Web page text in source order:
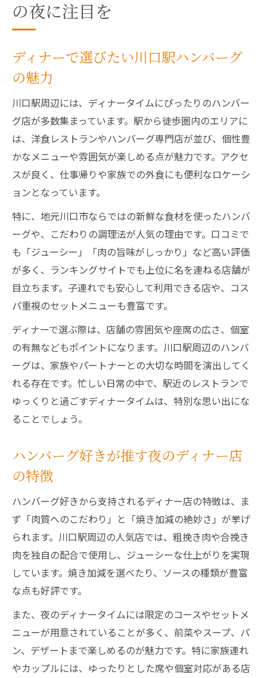
の夜に注目を
ディナーで選びたい川口駅ハンバーグ
の魅力
川口駅周辺には、ディナータイムにぴったりのハンバー
グ店が多数集まっています。駅から徒歩圏内のエリアに
は、洋食レストランやハンバーグ専門店が並び、個性豊
かなメニューや雰囲気が楽しめる点が魅力です。アクセ
スが良く、仕事帰りや家族での外食にも便利なロケーシ
ョンとなっています。
特に、地元川口市ならではの新鮮な食材を使ったハンバ
ーグや、こだわりの調理法が人気の理由です。口コミで
も「ジューシー」「肉の旨味がしっかり」など高い評価
が多く、ランキングサイトでも上位に名を連ねる店舗が
目立ちます。子連れでも安心して利用できる店や、コス
パ重視のセットメニューも豊富です。
ディナーで選ぶ際は、店舗の雰囲気や座席の広さ、個室
の有無などもポイントになります。川口駅周辺のハンバ
ーグは、家族やパートナーとの大切な時間を演出してく
れる存在です。忙しい日常の中で、駅近のレストランで
ゆっくりと過ごすディナータイムは、特別な思い出にな
ることでしょう。
ハンバーグ好きが推す夜のディナー店
の特徴
ハンバーグ好きから支持されるディナー店の特徴は、ま
ず「肉質へのこだわり」と「焼き加減の絶妙さ」が挙げ
られます。川口駅周辺の人気店では、粗挽き肉や合挽き
肉を独自の配合で使用し、ジューシーな仕上がりを実現
しています。焼き加減を選べたり、ソースの種類が豊富
な点も好評です。
また、夜のディナータイムには限定のコースやセットメ
ニューが用意されていることが多く、前菜やスープ、パ
ン、デザートまで楽しめるのが魅力です。特に家族連れ
やカップルには、ゆったりとした席や個室対応がある店